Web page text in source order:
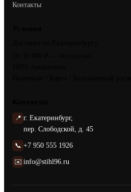
Контакты
📍 г. Екатеринбург,
пер. Слободской, д. 45
📞 +7 950 555 1926
✉️ info@stihl96.ru